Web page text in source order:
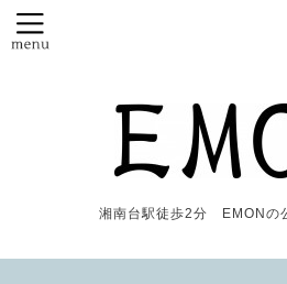
湘南台駅徒歩2分 EMONの